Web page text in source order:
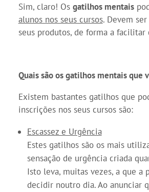
Sim, claro! Os gatilhos mentais
alunos nos seus cursos. Devem
seus produtos, de forma a facilitar
Quais são os gatilhos mentais que
Existem bastantes gatilhos que
inscrições nos seus cursos são:
Escassez e Urgência
Estes gatilhos são os mais
sensação de urgência criada
Isto leva, muitas vezes, a que a
decidir noutro dia. Ao anunciar